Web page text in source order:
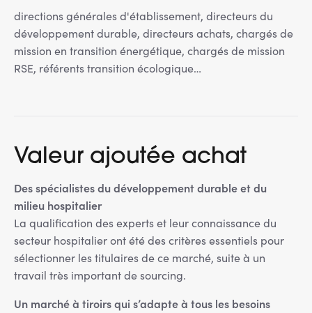
directions générales d'établissement, directeurs du
développement durable, directeurs achats, chargés de
mission en transition énergétique, chargés de mission
RSE, référents transition écologique…
Valeur ajoutée achat
Des spécialistes du développement durable et du
milieu hospitalier
La qualification des experts et leur connaissance du
secteur hospitalier ont été des critères essentiels pour
sélectionner les titulaires de ce marché, suite à un
travail très important de sourcing.
Un marché à tiroirs qui s’adapte à tous les besoins